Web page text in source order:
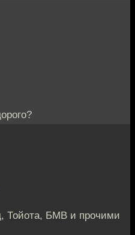
Тойота, БМВ и прочими